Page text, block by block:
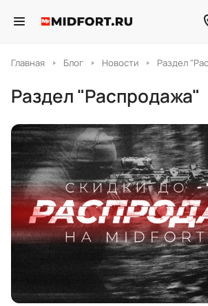
Главная Блог Новости Раздел
Раздел "Распродажа"